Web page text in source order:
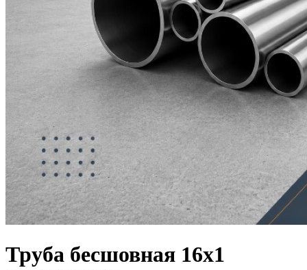
Труба бесшовная 16х1